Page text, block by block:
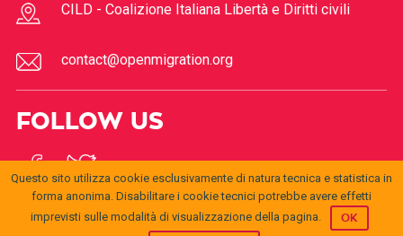
CILD - Coalizione Italiana Libertà e Diritti civili
contact@openmigration.org
FOLLOW US
Questo sito utilizza cookie esclusivamente di natura tecnica e statistica in
forma anonima. Disabilitare i cookie tecnici potrebbe avere effetti
imprevisti sulle modalità di visualizzazione della pagina.
OK